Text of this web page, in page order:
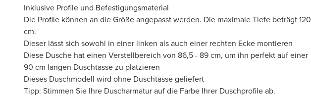
Inklusive Profile und Befestigungsmaterial
Die Profile können an die Größe angepasst werden. Die maximale Tiefe beträgt 120
cm.
Dieser lässt sich sowohl in einer linken als auch einer rechten Ecke montieren
Diese Dusche hat einen Verstellbereich von 86,5 - 89 cm, um ihn perfekt auf einer
90 cm langen Duschtasse zu platzieren
Dieses Duschmodell wird ohne Duschtasse geliefert
Tipp: Stimmen Sie Ihre Duscharmatur auf die Farbe Ihrer Duschprofile ab.